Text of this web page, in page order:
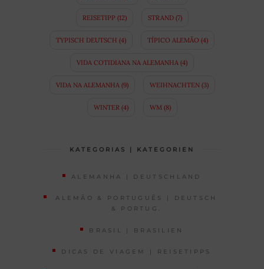
REISETIPP(12) STRAND(7)
TYPISCH DEUTSCH (4) TÍPICO ALEMÃO (4)
VIDA COTIDIANA NA ALEMANHA (4)
VIDA NA ALEMANHA (9) WEIHNACHTEN(3)
WINTER (4) WM (8)
KATEGORIAS | KATEGORIEN
ALEMANHA | DEUTSCHLAND
ALEMÃO & PORTUGUÊS | DEUTSCH
& PORTUG.
BRASIL | BRASILIEN
DICAS DE VIAGEM | REISETIPPS